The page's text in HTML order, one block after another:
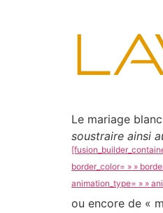
Le mariage
soustraire ainsi
border_color= » »
animation_type= » »
ou encore de «